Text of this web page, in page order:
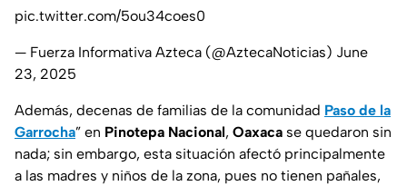
pic.twitter.com/5ou34coes0
— Fuerza Informativa Azteca (@AztecaNoticias) June
23, 2025
Además, decenas de familias de la comunidad Paso de la
Garrocha” en Pinotepa Nacional, Oaxaca se quedaron sin
nada; sin embargo, esta situación afectó principalmente
a las madres y niños de la zona, pues no tienen pañales,